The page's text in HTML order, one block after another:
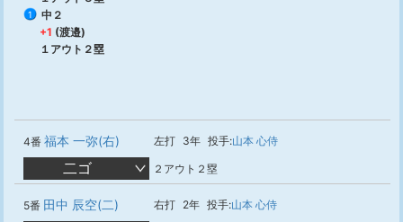
1
中２
+1 (渡邉)
１アウト２塁
4番 福本 一弥(右) 左打 3年 投手:山本 心侍
二ゴ ２アウト２塁
5番 田中 辰空(二) 右打 2年 投手:山本 心侍